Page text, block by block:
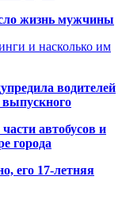
жизнь мужчины
и насколько им
водителей
выпускного
автобусов и
города
его 17-летняя